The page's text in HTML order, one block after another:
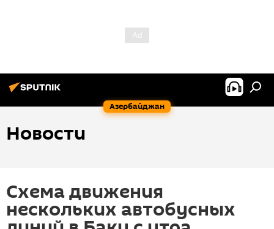
Азербайджан
Новости
Схема движения
нескольких автобусных